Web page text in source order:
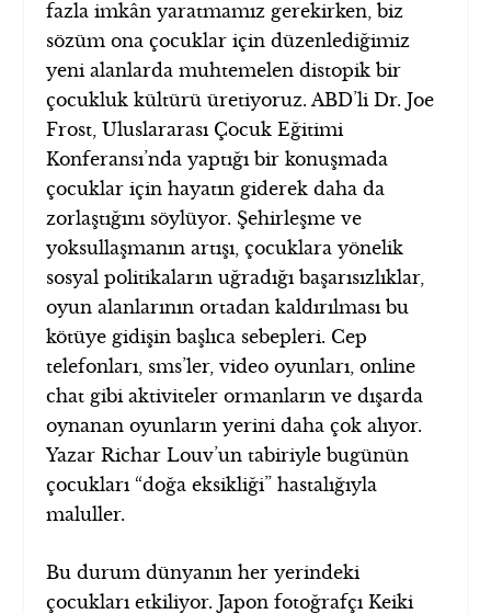
fazla imkân yaratmamız gerekirken, biz
sözüm ona çocuklar için düzenlediğimiz
yeni alanlarda muhtemelen distopik bir
çocukluk kültürü üretiyoruz. ABD’li Dr. Joe
Frost, Uluslararası Çocuk Eğitimi
Konferansı’nda yaptığı bir konuşmada
çocuklar için hayatın giderek daha da
zorlaştığını söylüyor. Şehirleşme ve
yoksullaşmanın artışı, çocuklara yönelik
sosyal politikaların uğradığı başarısızlıklar,
oyun alanlarının ortadan kaldırılması bu
kötüye gidişin başlıca sebepleri. Cep
telefonları, sms’ler, video oyunları, online
chat gibi aktiviteler ormanların ve dışarda
oynanan oyunların yerini daha çok alıyor.
Yazar Richar Louv’un tabiriyle bugünün
çocukları “doğa eksikliği” hastalığıyla
maluller.
Bu durum dünyanın her yerindeki
çocukları etkiliyor. Japon fotoğrafçı Keiki